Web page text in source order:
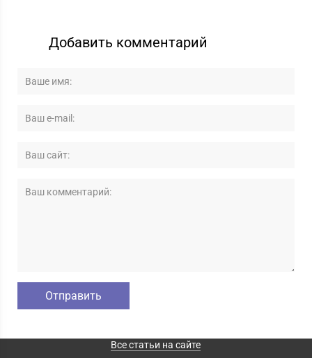
Добавить комментарий
Все статьи на сайте